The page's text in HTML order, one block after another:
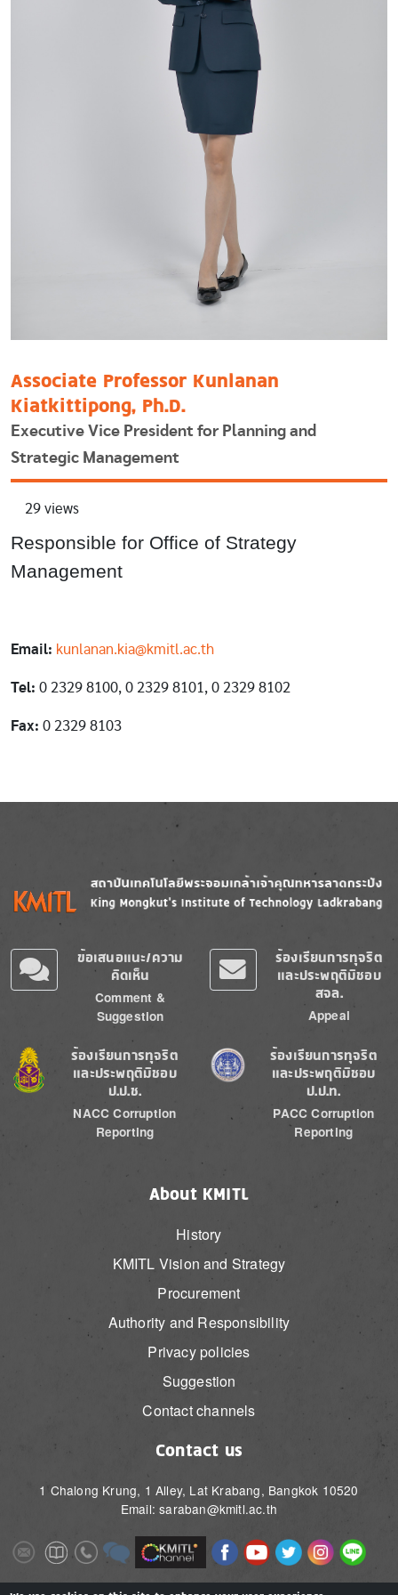
Associate Professor Kunlanan
Kiatkittipong, Ph.D.
Executive Vice President for Planning and
Strategic Management
29 views
Responsible for Office of Strategy
Management
Email: kunlanan.kia@kmitl.ac.th
Tel: 0 2329 8100, 0 2329 8101, 0 2329 8102
Fax: 0 2329 8103
Image
ข้อเสนอแนะ/ความ
คิดเห็น
Comment &
Suggestion
ร้องเรียนการทุจริต
และประพฤติมิชอบ
สจล.
Appeal
Image
ร้องเรียนการทุจริต
และประพฤติมิชอบ
ป.ป.ช.
NACC Corruption
Reporting
Image
ร้องเรียนการทุจริต
และประพฤติมิชอบ
ป.ป.ท.
PACC Corruption
Reporting
About KMITL
History
KMITL Vision and Strategy
Procurement
Authority and Responsibility
Privacy policies
Suggestion
Contact channels
Contact us
1 Chalong Krung, 1 Alley, Lat Krabang, Bangkok 10520
Email: saraban@kmitl.ac.th
ImageImageImageImage Image ImageImageImageImageImage